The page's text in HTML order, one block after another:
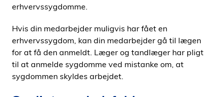
erhvervssygdomme.
Hvis din medarbejder muligvis har fået en
erhvervssygdom, kan din medarbejder gå til lægen
for at få den anmeldt. Læger og tandlæger har pligt
til at anmelde sygdomme ved mistanke om, at
sygdommen skyldes arbejdet.